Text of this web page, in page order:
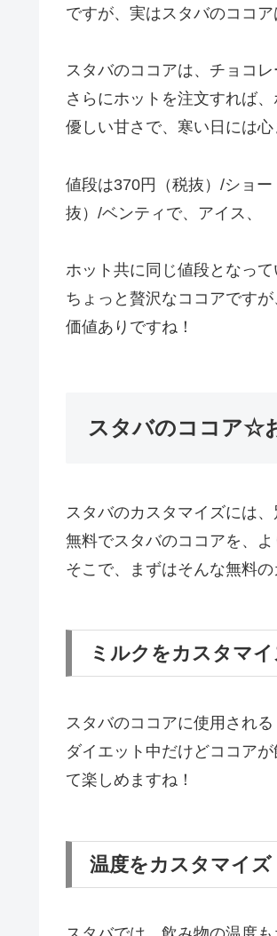
ですが、実はスタバのココ
スタバのココアは、チョコ
さらにホットを注文すれば
優しい甘さで、寒い日には
値段は370円（税抜）/ショ
抜）/ベンティで、アイス、
ホット共に同じ値段となって
ちょっと贅沢なココアです
価値ありですね！
スタバのココア☆
スタバのカスタマイズには
無料でスタバのココアを、
そこで、まずはそんな無料
ミルクをカスタマ
スタバのココアに使用され
ダイエット中だけどココア
て楽しめますね！
温度をカスタマイズ